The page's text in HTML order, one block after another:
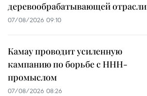
деревообрабатывающей отрасли
07/08/2026 09:10
Камау проводит усиленную
кампанию по борьбе с ННН-
промыслом
07/08/2026 08:26